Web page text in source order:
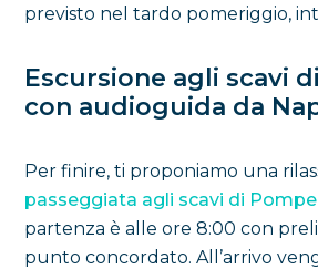
previsto nel tardo pomeriggio,
Escursione agli scavi
con audioguida da
Per finire, ti proponiamo una
passeggiata agli scavi di
partenza è alle ore 8:00 con
punto concordato. All’arrivo